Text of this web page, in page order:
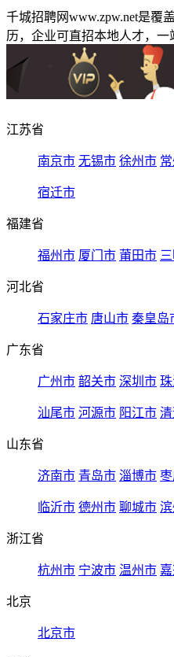
千城招聘网www.zpw.net是覆
历，企业可直招本地人才，一
江苏省
南京市 无锡市 徐州市
宿迁市
福建省
福州市 厦门市 莆田市
河北省
石家庄市 唐山市 秦皇岛
广东省
广州市 韶关市 深圳市
汕尾市 河源市 阳江市
山东省
济南市 青岛市 淄博市
临沂市 德州市 聊城市
浙江省
杭州市 宁波市 温州市
北京
北京市